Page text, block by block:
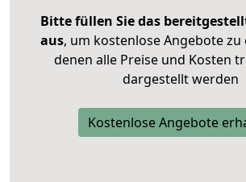
Bitte füllen Sie das
aus, um kostenlose Angebote zu
denen alle Preise und Kosten
dargestellt werden
Kostenlose Angebote